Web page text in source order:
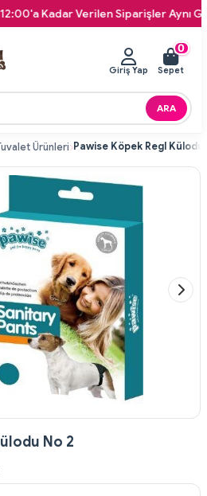
Verilen Siparişler Aynı Gün
ARA
Giriş Yap
0
Sepet
Ürünleri Pawise Köpek Regl Külodu
No 2